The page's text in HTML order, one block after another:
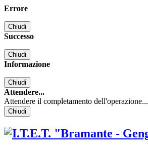
Errore
Chiudi
Successo
Chiudi
Informazione
Chiudi
Attendere...
Attendere il completamento dell'operazione...
Chiudi